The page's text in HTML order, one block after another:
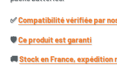
✅​Compatibilité vérifiée par
🛡️​Ce produit est garanti
🚚​Stock en France, expédition